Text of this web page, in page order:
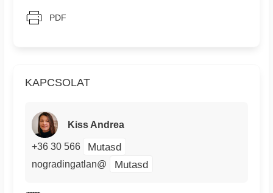
KAPCSOLAT
Kiss Andrea
+36 30 566 Mutasd
nogradingatlan@ Mutasd
PDF